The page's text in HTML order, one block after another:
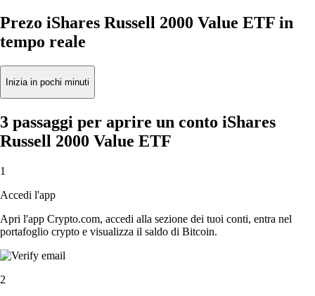
Prezo iShares Russell 2000 Value ETF in
tempo reale
Inizia in pochi minuti
3 passaggi per aprire un conto iShares
Russell 2000 Value ETF
1
Accedi l'app
Apri l'app Crypto.com, accedi alla sezione dei tuoi conti, entra nel
portafoglio crypto e visualizza il saldo di Bitcoin.
2